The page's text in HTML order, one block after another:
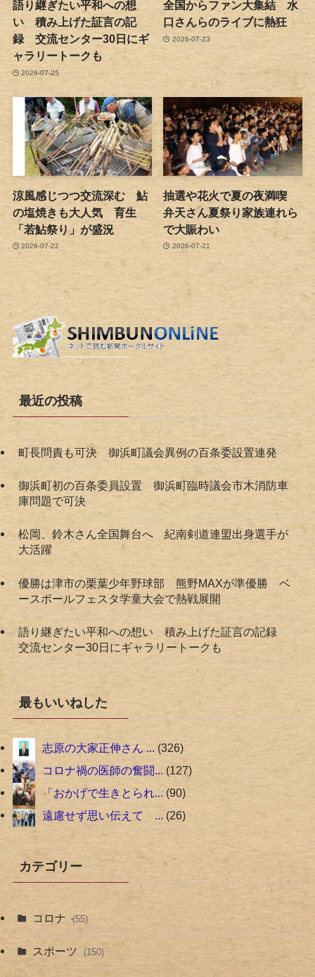
語り継ぎたい平和への想
い 積み上げた証言の記
録 交流センター30日にギ
ャラリートークも
2026-07-25
全国からファン大集結 水
口さんらのライブに熱狂
2026-07-23
涼風感じつつ交流深む 鮎
の塩焼きも大人気 育生
「若鮎祭り」が盛況
2026-07-22
抽選や花火で夏の夜満喫
弁天さん夏祭り家族連れら
で大賑わい
2026-07-21
最近の投稿
町長問責も可決 御浜町議会異例の百条委設置連発
御浜町初の百条委員設置 御浜町臨時議会市木消防車
庫問題で可決
松岡、鈴木さん全国舞台へ 紀南剣道連盟出身選手が
大活躍
優勝は津市の栗葉少年野球部 熊野MAXが準優勝 ベ
ースボールフェスタ学童大会で熱戦展開
語り継ぎたい平和への想い 積み上げた証言の記録
交流センター30日にギャラリートークも
最もいいねした
志原の大家正伸さん ... 326
コロナ禍の医師の奮闘... 127
「おかげで生きとられ... 90
遠慮せず思い伝えて ... 26
カテゴリー
コロナ (55)
スポーツ (150)